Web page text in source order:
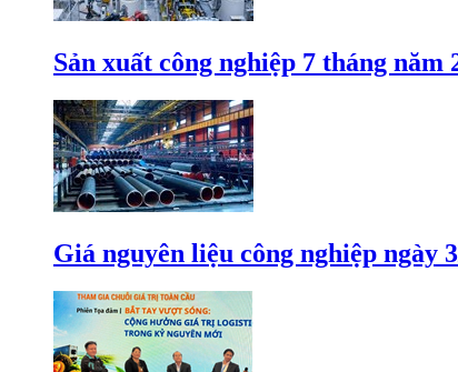
Sản xuất công nghiệp 7 tháng
Giá nguyên liệu công nghiệp ngày